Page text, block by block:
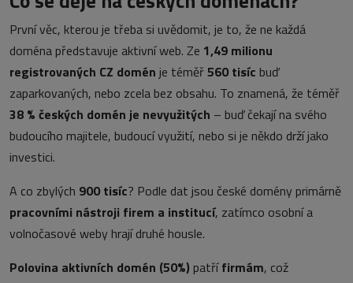
První věc, kterou je třeba si uvědomit, je to, že ne každá
doména představuje aktivní web. Ze 1,49 milionu
registrovaných CZ domén je téměř560 tisíc buď
zaparkovaných, nebo zcela bez obsahu. To znamená, že téměř
38 % českých domén je nevyužitých – buď čekají na svého
budoucího majitele, budoucí využití, nebo si je někdo drží jako
investici.
A co zbylých 900 tisíc? Podle dat jsou české domény primárně
pracovními nástroji firem a institucí, zatímco osobní a
volnočasové weby hrají druhé housle.
Polovina aktivních domén (50%) patřífirmám, což